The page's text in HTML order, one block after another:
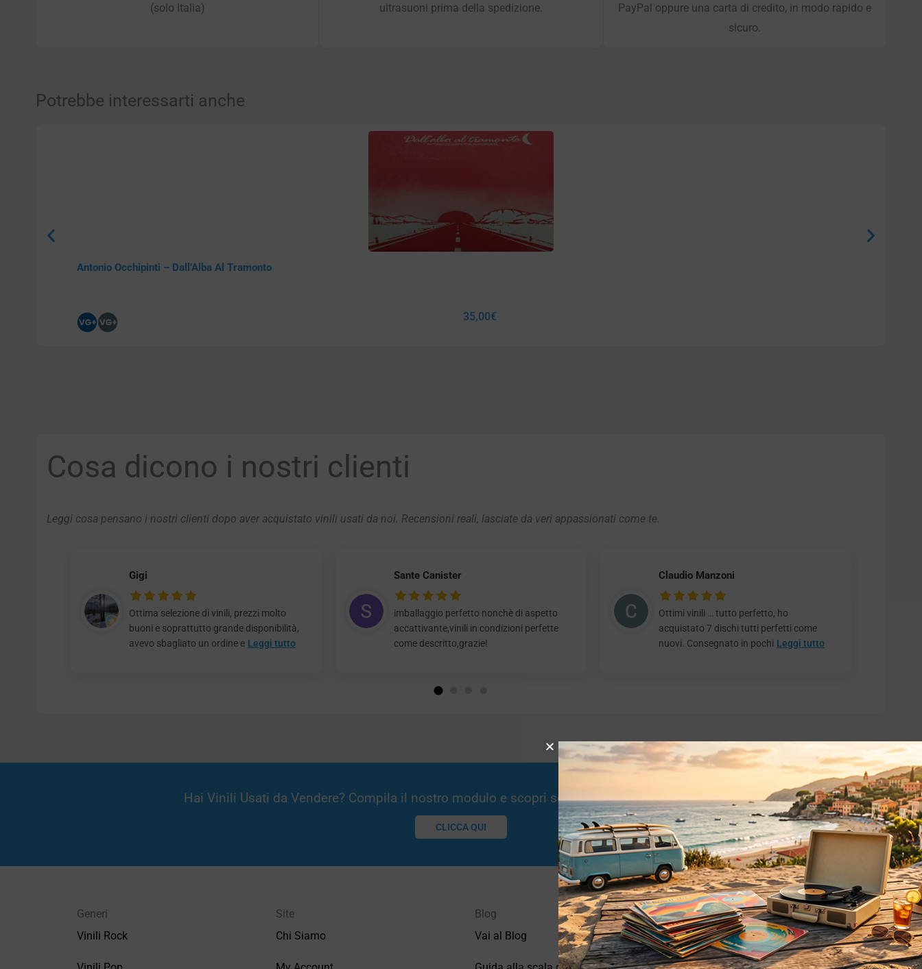
(solo Italia)
ultrasuoni prima della spedizione.
PayPal oppure una carta di credito, in modo rapido e
sicuro.
Potrebbe interessarti anche
Antonio Occhipinti – Dall’Alba Al Tramonto
35,00€
Cosa dicono i nostri clienti
Leggi cosa pensano i nostri clienti dopo aver acquistato vinili usati da noi. Recensioni reali, lasciate da veri appassionati come te.
Gigi
Ottima selezione di vinili, prezzi molto
buoni e soprattutto grande disponibilità,
avevo sbagliato un ordine e Leggi tutto
Sante Canister
imballaggio perfetto nonchè di aspetto
accattivante,vinili in condizioni perfette
come descritto,grazie!
Claudio Manzoni
Ottimi vinili … tutto perfetto, ho
acquistato 7 dischi tutti perfetti come
nuovi. Consegnato in pochi Leggi tutto
Hai Vinili Usati da Vendere? Compila il nostro modulo e scopri se potremmo essere interessati!
CLICCA QUI
Generi
Vinili Rock
Site
Chi Siamo
Blog
Vai al Blog
Privacy
Privacy Policy